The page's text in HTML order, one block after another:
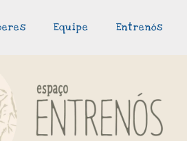
Equipe Entrenós